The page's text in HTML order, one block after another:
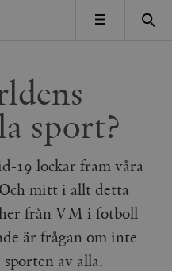
MENY
sport?
19 lockar fram våra
mitt i allt detta
från VM i fotboll
är frågan om inte
av alla.